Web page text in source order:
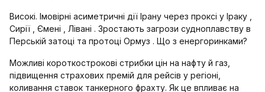
Високі. Імовірні асиметричні дії Ірану через проксі у Іраку ,
Сирії , Ємені , Лівані . Зростають загрози судноплавству в
Перській затоці та протоці Ормуз . Що з енергоринками?
Можливі короткострокові стрибки цін на нафту й газ,
підвищення страхових премій для рейсів у регіоні,
коливання ставок танкерного фрахту. Як це впливає на